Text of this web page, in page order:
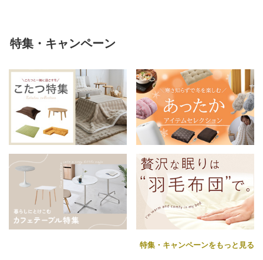
特集・キャンペーン
特集・キャンペーンをもっと見る